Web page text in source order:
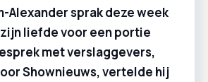
Alexander sprak deze week
liefde voor een portie
met verslaggevers,
Shownieuws, vertelde hij